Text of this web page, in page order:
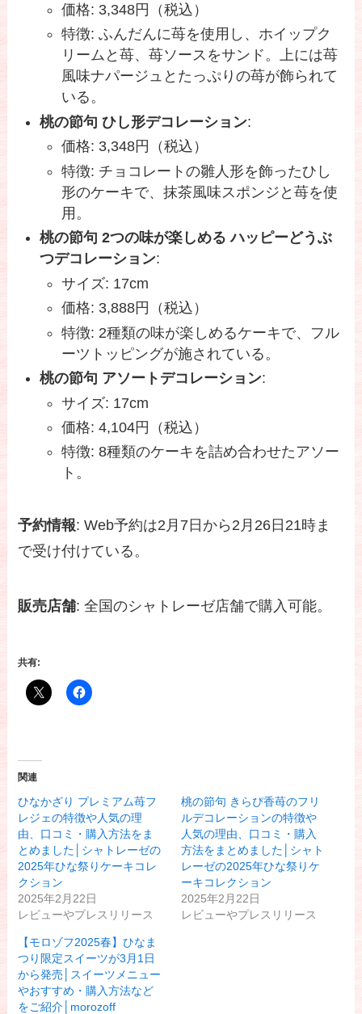
価格: 3,348円（税込）
特徴: ふんだんに苺を使用し、ホイップク
リームと苺、苺ソースをサンド。上には苺
風味ナパージュとたっぷりの苺が飾られて
いる。
桃の節句 ひし形デコレーション:
価格: 3,348円（税込）
特徴: チョコレートの雛人形を飾ったひし
形のケーキで、抹茶風味スポンジと苺を使
用。
桃の節句 2つの味が楽しめる ハッピーどうぶ
つデコレーション:
サイズ: 17cm
価格: 3,888円（税込）
特徴: 2種類の味が楽しめるケーキで、フル
ーツトッピングが施されている。
桃の節句 アソートデコレーション:
サイズ: 17cm
価格: 4,104円（税込）
特徴: 8種類のケーキを詰め合わせたアソー
ト。
予約情報: Web予約は2月7日から2月26日21時ま
で受け付けている。
販売店舗: 全国のシャトレーゼ店舗で購入可能。
共有:
関連
ひなかざり プレミアム苺フ
レジェの特徴や人気の理
由、口コミ・購入方法をま
とめました│シャトレーゼの
2025年ひな祭りケーキコレ
クション
2025年2月22日
レビューやプレスリリース
桃の節句 きらぴ香苺のフリ
ルデコレーションの特徴や
人気の理由、口コミ・購入
方法をまとめました│シャト
レーゼの2025年ひな祭りケ
ーキコレクション
2025年2月22日
レビューやプレスリリース
【モロゾフ2025春】ひなま
つり限定スイーツが3月1日
から発売│スイーツメニュー
やおすすめ・購入方法など
をご紹介│morozoff